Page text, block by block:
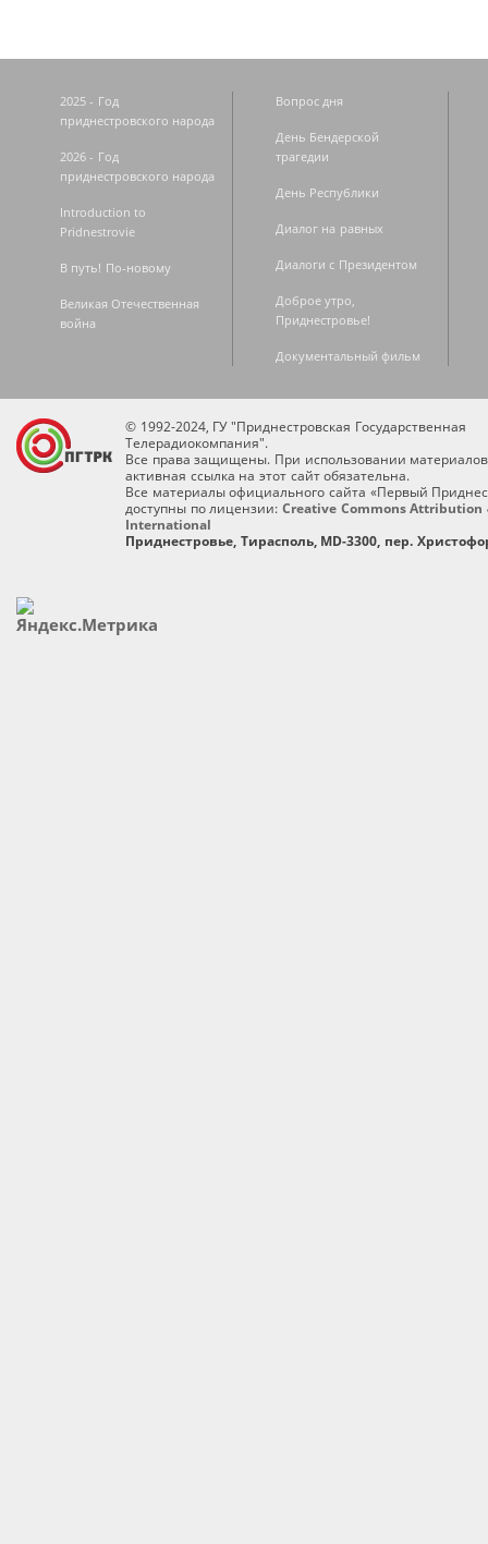
2025 - Год
приднестровского народа
2026 - Год
приднестровского народа
Introduction to
Pridnestrovie
В путь! По-новому
Великая Отечественная
война
Вопрос дня
День Бендерской
трагедии
День Республики
Диалог на равных
Диалоги с Президентом
Доброе утро,
Приднестровье!
Документальный фильм
© 1992-2024, ГУ "Приднестровская Государственная
Телерадиокомпания".
Все права защищены. При использовании
активная ссылка на этот сайт обязательна.
Все материалы официального сайта «Первый
доступны по лицензии: Creative Commons Attribution
International
Приднестровье, Тирасполь, MD-3300, пер.